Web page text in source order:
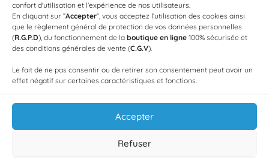
confort d'utilisation et l’expérience de nos utilisateurs.
En cliquant sur ”Accepter”, vous acceptez l’utilisation des cookies ainsi
que le règlement général de protection de vos données personnelles
(R.G.P.D), du fonctionnement de la boutique en ligne 100% sécurisée et
des conditions générales de vente (C.G.V).
Le fait de ne pas consentir ou de retirer son consentement peut avoir un
effet négatif sur certaines caractéristiques et fonctions.
Accepter
Refuser
18,00€
Crevettes aïl et persil (Les 100g)
4,20